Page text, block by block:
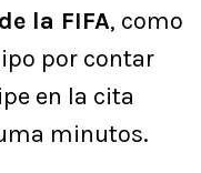
la FIFA, como
por contar
en la cita
minutos.